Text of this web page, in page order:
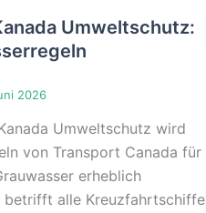
Umweltschutz:
2026
Umweltschutz wird
von Transport Canada für
erheblich
betrifft alle Kreuzfahrtschiffe